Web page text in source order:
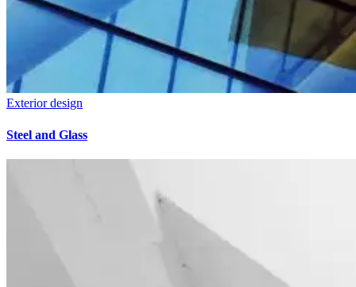
Exterior design
Steel and Glass